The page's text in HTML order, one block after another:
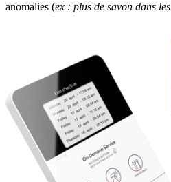
anomalies (ex : plus de savon dans